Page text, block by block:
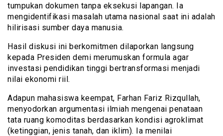
tumpukan dokumen tanpa eksekusi lapangan. Ia
mengidentifikasi masalah utama nasional saat ini adalah
hilirisasi sumber daya manusia.
Hasil diskusi ini berkomitmen dilaporkan langsung
kepada Presiden demi merumuskan formula agar
investasi pendidikan tinggi bertransformasi menjadi
nilai ekonomi riil.
Adapun mahasiswa keempat, Farhan Fariz Rizqullah,
menyodorkan argumentasi ilmiah mengenai penataan
tata ruang komoditas berdasarkan kondisi agroklimat
(ketinggian, jenis tanah, dan iklim). Ia menilai